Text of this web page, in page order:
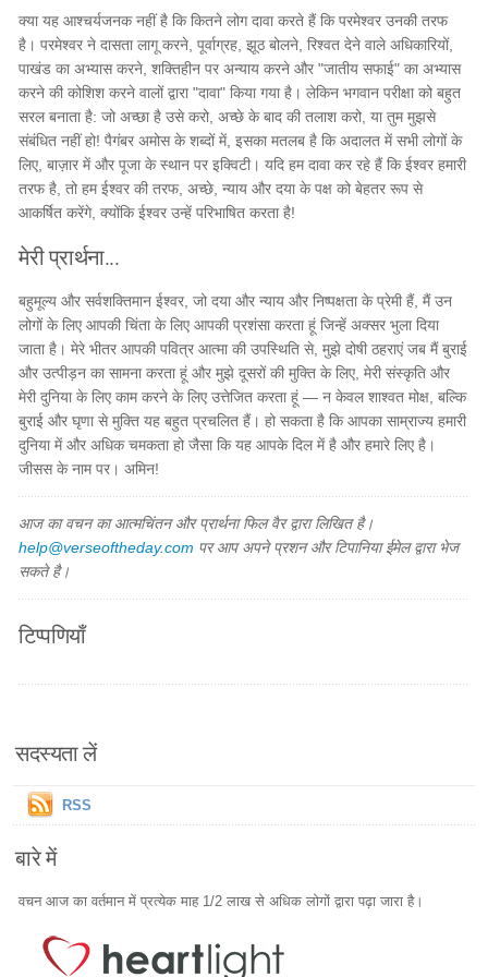
क्या यह आश्चर्यजनक नहीं है कि कितने लोग दावा करते हैं कि परमेश्वर उनकी तरफ
है। परमेश्वर ने दासता लागू करने, पूर्वाग्रह, झूठ बोलने, रिश्वत देने वाले अधिकारियों,
पाखंड का अभ्यास करने, शक्तिहीन पर अन्याय करने और "जातीय सफाई" का अभ्यास
करने की कोशिश करने वालों द्वारा "दावा" किया गया है। लेकिन भगवान परीक्षा को बहुत
सरल बनाता है: जो अच्छा है उसे करो, अच्छे के बाद की तलाश करो, या तुम मुझसे
संबंधित नहीं हो! पैगंबर अमोस के शब्दों में, इसका मतलब है कि अदालत में सभी लोगों के
लिए, बाज़ार में और पूजा के स्थान पर इक्विटी। यदि हम दावा कर रहे हैं कि ईश्वर हमारी
तरफ है, तो हम ईश्वर की तरफ, अच्छे, न्याय और दया के पक्ष को बेहतर रूप से
आकर्षित करेंगे, क्योंकि ईश्वर उन्हें परिभाषित करता है!
मेरी प्रार्थना...
बहुमूल्य और सर्वशक्तिमान ईश्वर, जो दया और न्याय और निष्पक्षता के प्रेमी हैं, मैं उन
लोगों के लिए आपकी चिंता के लिए आपकी प्रशंसा करता हूं जिन्हें अक्सर भुला दिया
जाता है। मेरे भीतर आपकी पवित्र आत्मा की उपस्थिति से, मुझे दोषी ठहराएं जब मैं बुराई
और उत्पीड़न का सामना करता हूं और मुझे दूसरों की मुक्ति के लिए, मेरी संस्कृति और
मेरी दुनिया के लिए काम करने के लिए उत्तेजित करता हूं — न केवल शाश्वत मोक्ष, बल्कि
बुराई और घृणा से मुक्ति यह बहुत प्रचलित हैं। हो सकता है कि आपका साम्राज्य हमारी
दुनिया में और अधिक चमकता हो जैसा कि यह आपके दिल में है और हमारे लिए है।
जीसस के नाम पर। अमिन!
आज का वचन का आत्मचिंतन और प्रार्थना फिल वैर द्वारा लिखित है।
help@verseoftheday.com पर आप अपने प्रशन और टिपानिया ईमेल द्वारा भेज
सकते है।
टिप्पणियाँ
सदस्यता लें
RSS
बारे में
वचन आज का वर्तमान में प्रत्येक माह 1/2 लाख से अधिक लोगों द्वारा पढ़ा जारा है।